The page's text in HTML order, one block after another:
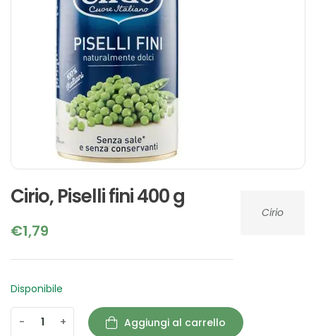
Cirio
Cirio, Piselli fini 400 g
€1,79
Disponibile
- + Aggiungi al carrello